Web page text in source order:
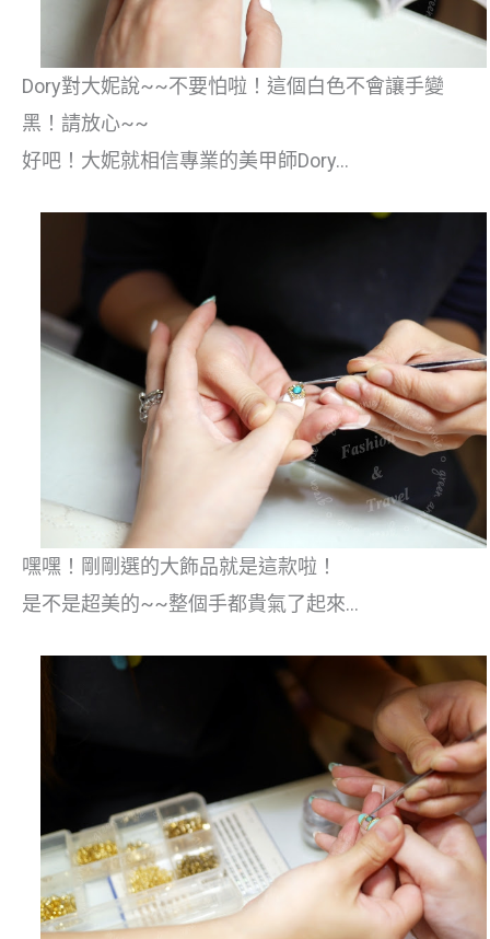
Dory對大妮說~~不要怕啦！這個白色不會讓手變
黑！請放心~~
好吧！大妮就相信專業的美甲師Dory…
嘿嘿！剛剛選的大飾品就是這款啦！
是不是超美的~~整個手都貴氣了起來…